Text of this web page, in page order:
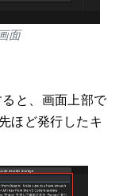
面
と、画面上部で
ほど発行したキ